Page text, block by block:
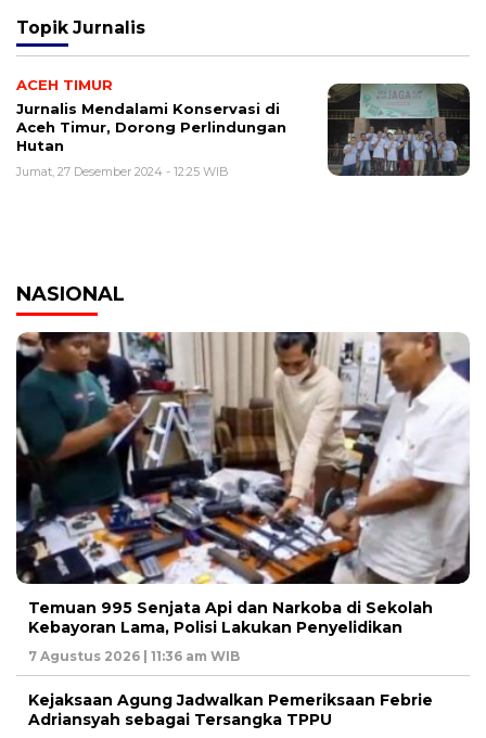
Topik Jurnalis
ACEH TIMUR
Jurnalis Mendalami Konservasi di
Aceh Timur, Dorong Perlindungan
Hutan
Jumat, 27 Desember 2024 - 12:25 WIB
NASIONAL
Temuan 995 Senjata Api dan Narkoba di Sekolah
Kebayoran Lama, Polisi Lakukan Penyelidikan
7 Agustus 2026 | 11:36 am WIB
Kejaksaan Agung Jadwalkan Pemeriksaan Febrie
Adriansyah sebagai Tersangka TPPU